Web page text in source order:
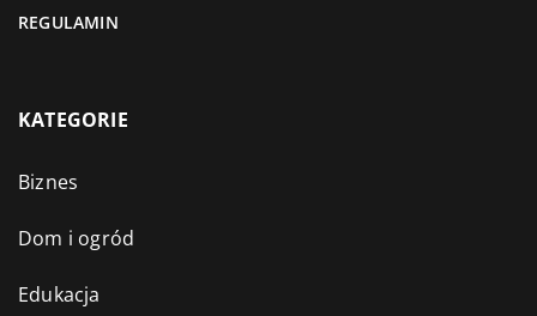
REGULAMIN
KATEGORIE
Biznes
Dom i ogród
Edukacja